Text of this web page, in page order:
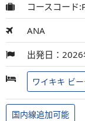
コースコード
ANA
出発日：
ワイキキ ビ
国内線追加可能